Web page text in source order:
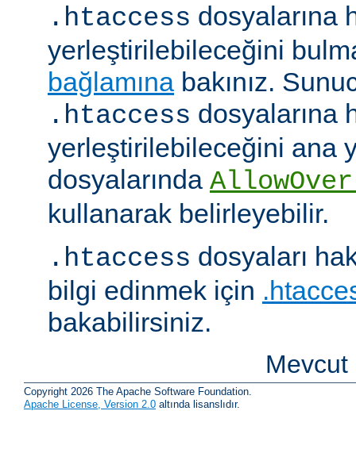
.htaccess dosyalarına
yerleştirilebileceğini
bağlamına bakınız.
.htaccess dosyalarına
yerleştirilebileceğini ana
dosyalarında
kullanarak belirleyebilir.
.htaccess dosyaları
bilgi edinmek için
bakabilirsiniz.
Copyright 2026 The Apache Software Foundation.
Apache License, Version 2.0 altında lisanslıdır.